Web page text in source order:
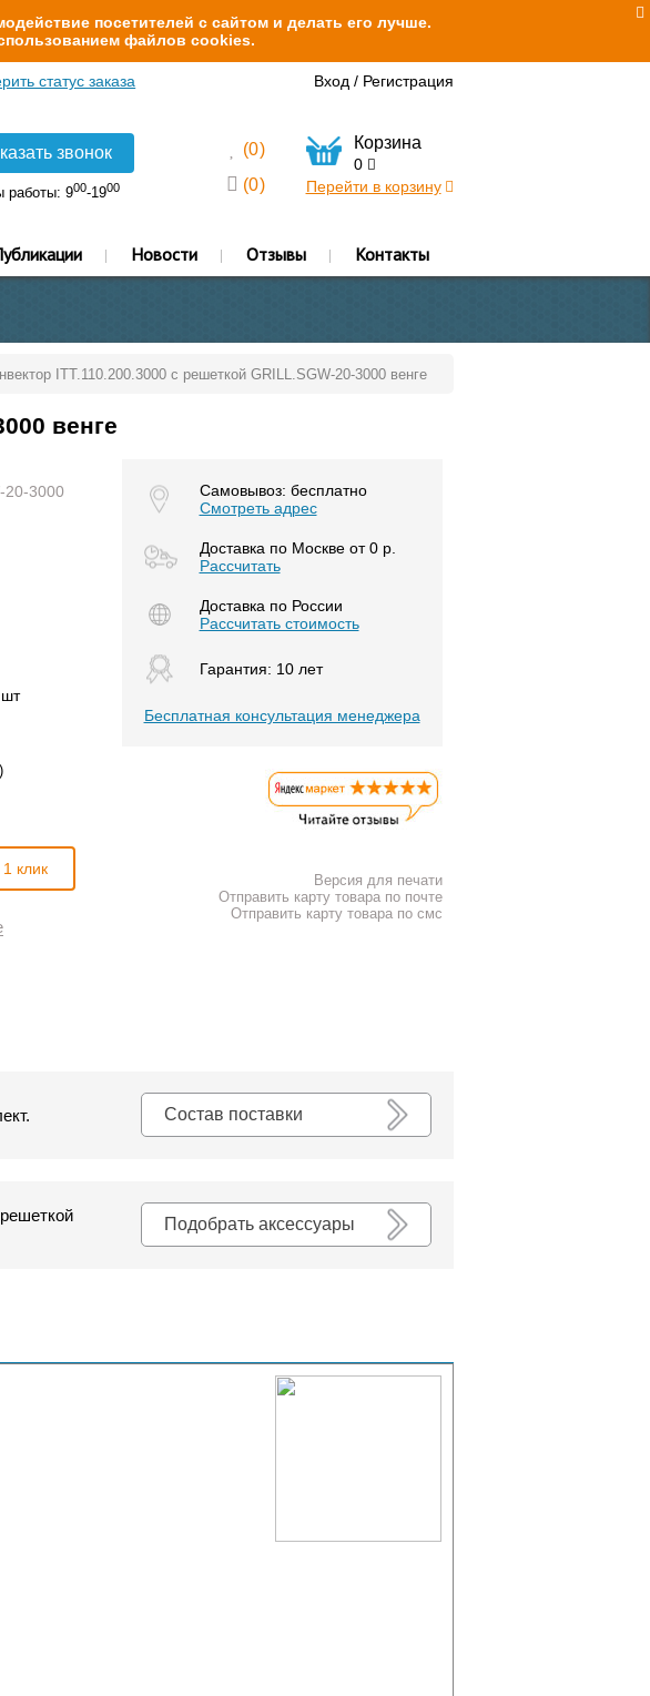
посетителей с сайтом и делать его лучше.
файлов cookies.
статус заказа Вход / Регистрация
звонок
работы: 900-1900
(0)
(0)
Корзина
0
Перейти в корзину
Новости Отзывы Контакты
ITT.110.200.3000 с решеткой GRILL.SGW-20-3000 венге
венге
20-3000
шт
)
клик
Самовывоз: бесплатно
Смотреть адрес
Доставка по Москве от 0 р.
Расcчитать
Доставка по России
Рассчитать стоимость
Гарантия: 10 лет
Бесплатная консультация менеджера
Версия для печати
Отправить карту товара по почте
Отправить карту товара по смс
Состав поставки
Подобрать аксессуары